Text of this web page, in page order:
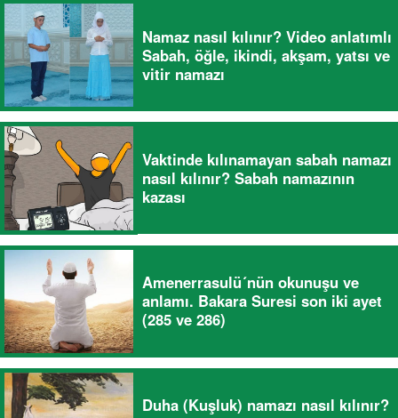
Namaz nasıl kılınır? Video anlatımlı
Sabah, öğle, ikindi, akşam, yatsı ve
vitir namazı
Vaktinde kılınamayan sabah namazı
nasıl kılınır? Sabah namazının
kazası
Amenerrasulü´nün okunuşu ve
anlamı. Bakara Suresi son iki ayet
(285 ve 286)
Duha (Kuşluk) namazı nasıl kılınır?